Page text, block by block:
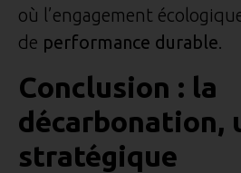
où l’engagement
de performance durable.
Conclusion : la
décarbonation,
stratégique